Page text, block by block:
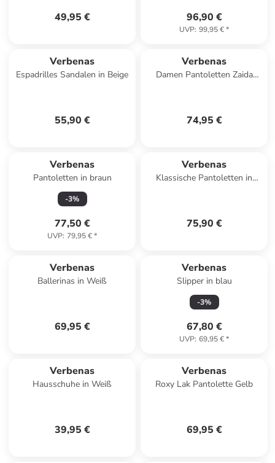
49,95 € 96,90 €
UVP: 99,95 €*
Verbenas
Espadrilles Sandalen in Beige
55,90 €
Verbenas
Damen Pantoletten Zaida
74,95 €
Verbenas
Pantoletten in braun
-3%
77,50 €
UVP: 79,95 €*
Verbenas
Klassische Pantoletten in
75,90 €
Verbenas
Ballerinas in Weiß
69,95 €
Verbenas
Slipper in blau
-3%
67,80 €
UVP: 69,95 €*
Verbenas
Hausschuhe in Weiß
39,95 €
Verbenas
Roxy Lak Pantolette Gelb
69,95 €